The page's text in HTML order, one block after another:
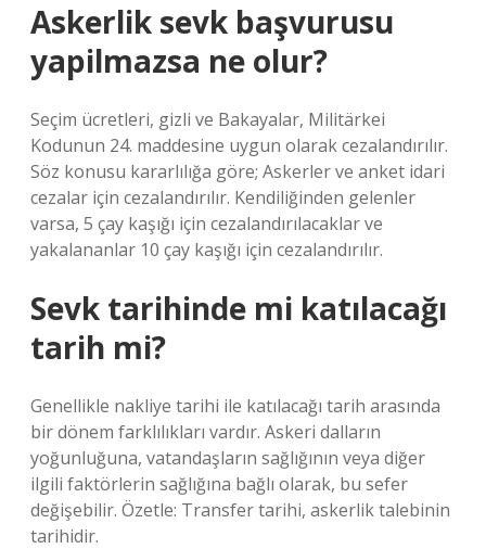
Askerlik sevk başvurusu
yapilmazsa ne olur?
Seçim ücretleri, gizli ve Bakayalar, Militärkei
Kodunun 24. maddesine uygun olarak cezalandırılır.
Söz konusu kararlılığa göre; Askerler ve anket idari
cezalar için cezalandırılır. Kendiliğinden gelenler
varsa, 5 çay kaşığı için cezalandırılacaklar ve
yakalananlar 10 çay kaşığı için cezalandırılır.
Sevk tarihinde mi katılacağı
tarih mi?
Genellikle nakliye tarihi ile katılacağı tarih arasında
bir dönem farklılıkları vardır. Askeri dalların
yoğunluğuna, vatandaşların sağlığının veya diğer
ilgili faktörlerin sağlığına bağlı olarak, bu sefer
değişebilir. Özetle: Transfer tarihi, askerlik talebinin
tarihidir.